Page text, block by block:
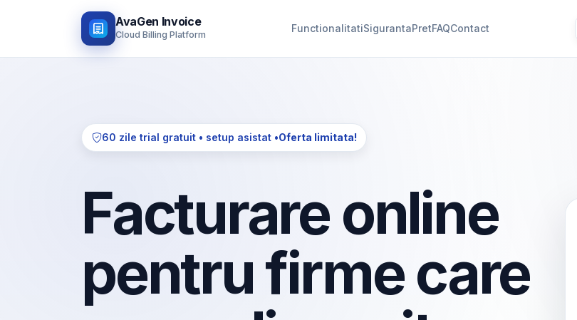
AvaGen Invoice
Cloud Billing Platform FunctionalitatiSigurantaPretFAQContact
60 zile trial gratuit • setup asistat •Oferta limitata!
Facturare online
pentru firme care